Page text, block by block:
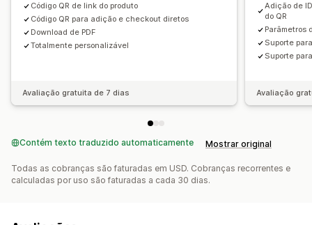
Código QR de link do produto
Código QR para adição e checkout diretos
Download de PDF
Totalmente personalizável
Avaliação gratuita de 7 dias
Adição de
do QR
Parâmetros
Suporte
Suporte
Avaliação
Contém texto traduzido automaticamente Mostrar original
Todas as cobranças são faturadas em USD. Cobranças recorrentes e
calculadas por uso são faturadas a cada 30 dias.